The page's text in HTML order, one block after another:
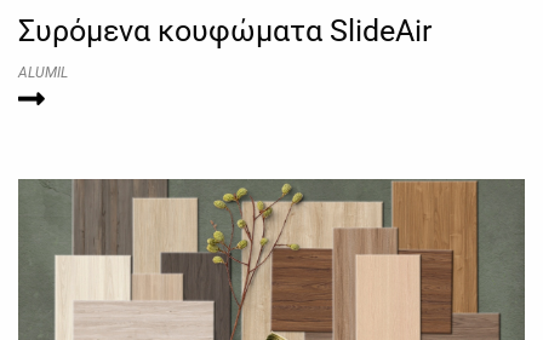
Συρόμενα κουφώματα SlideAir
ALUMIL